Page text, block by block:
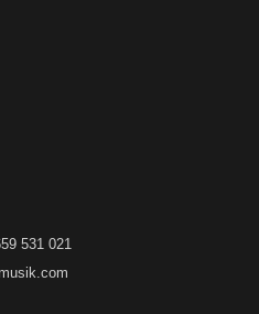
531 021